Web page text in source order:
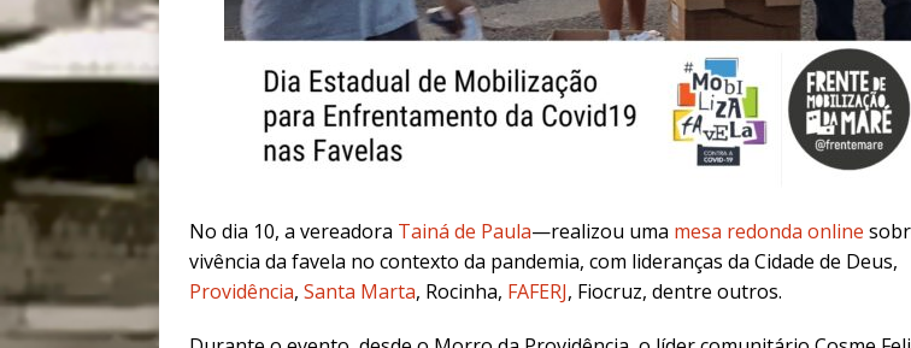
No dia 10, a vereadora Tainá de Paula—realizou uma mesa redonda online
vivência da favela no contexto da pandemia, com lideranças da Cidade de Deus,
Providência, Santa Marta, Rocinha, FAFERJ, Fiocruz, dentre outros.